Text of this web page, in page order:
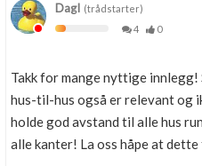
DagI (trådstarter)
4
0
Takk for mange nyttige innlegg!
hus-til-hus også er relevant og
holde god avstand til alle hus
alle kanter! La oss håpe at